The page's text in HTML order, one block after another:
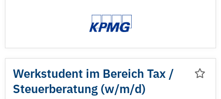
Werkstudent im Bereich Tax /
Steuerberatung (w/m/d)